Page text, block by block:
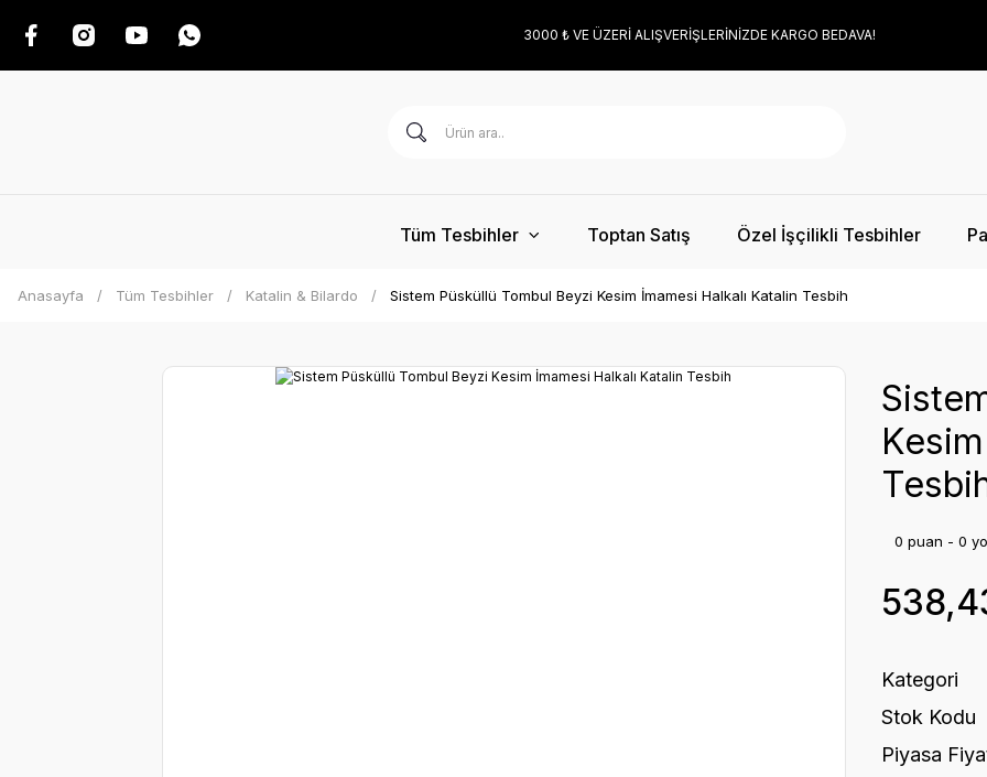
3000 ₺ VE ÜZERİ ALIŞVERİŞLERİNİZDE KARGO BEDAVA!
Tüm Tesbihler Toptan Satış Özel İşçilikli Tesbihler
Anasayfa Tüm Tesbihler Katalin & Bilardo Sistem Püsküllü Tombul Beyzi Kesim İmamesi Halkalı Katalin Tesbih
0 puan - 0
Kategori
Stok Kodu
Piyasa